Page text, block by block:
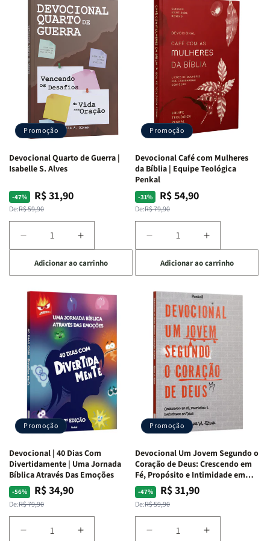
Promoção
Devocional Quarto de Guerra |
Isabelle S. Alves
-47%
Preço
normal
De:R$ 59,90
Preço
promocional
R$ 31,90
Diminuir
a
quantidade
de
Devocional
Quarto
de
Guerra
Isabelle
S.
Alves
Aumentar
a
quantidade
de
Devocional
Quarto
de
Guerra
|
Isabelle
S.
Alves
Adicionar ao carrinho
Promoção
Devocional Café com Mulheres
da Bíblia | Equipe Teológica
Penkal
-31%
Preço
normal
De:R$ 79,90
Preço
promocional
R$ 54,90
Diminuir
a
quantidade
de
Devocional
Café
com
Mulheres
da
Bíblia
Equipe
Teológica
Penkal
Aumentar
a
quantidade
de
Devocional
Café
com
Mulheres
da
Bíblia
|
Equipe
Teológica
Penkal
Adicionar ao carrinho
Promoção
Devocional | 40 Dias Com
Divertidamente | Uma Jornada
Bíblica Através Das Emoções
-56%
Preço
normal
De:R$ 79,90
Preço
promocional
R$ 34,90
Diminuir
Aumentar
Promoção
Devocional Um Jovem Segundo o
Coração de Deus: Crescendo em
Fé, Propósito e Intimidade em
Deus
-47%
Preço
normal
De:R$ 59,90
Preço
promocional
R$ 31,90
Diminuir
Aumentar